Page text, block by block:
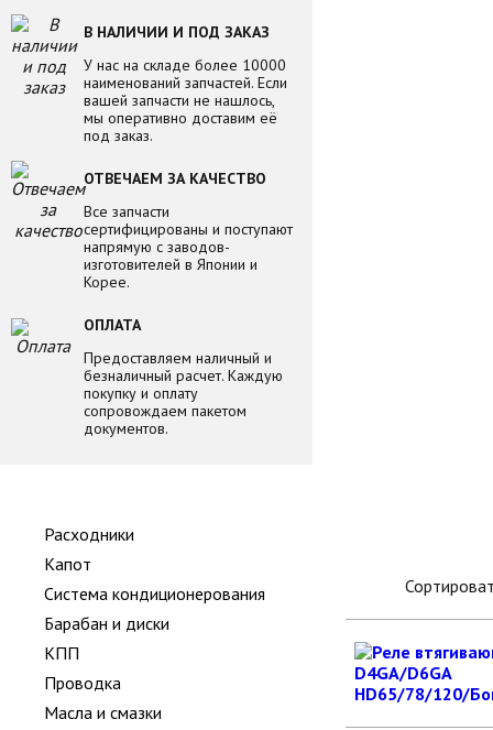
В НАЛИЧИИ И ПОД ЗАКАЗ
У нас на складе более 10000
наименований запчастей. Если
вашей запчасти не нашлось,
мы оперативно доставим её
под заказ.
ОТВЕЧАЕМ ЗА КАЧЕСТВО
Все запчасти
сертифицированы и поступают
напрямую с заводов-
изготовителей в Японии и
Корее.
ОПЛАТА
Предоставляем наличный и
безналичный расчет. Каждую
покупку и оплату
сопровождаем пакетом
документов.
Расходники
Капот
Система кондиционерования
Барабан и диски
КПП
Проводка
Масла и смазки